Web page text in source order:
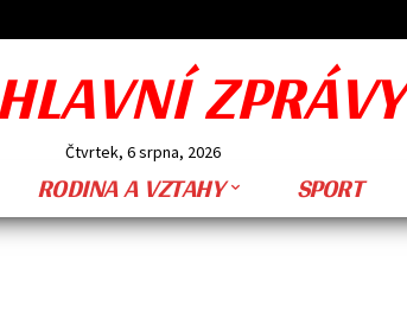
ZPRÁVY
Čtvrtek, 6 srpna, 2026
RODINA A VZTAHY SPORT